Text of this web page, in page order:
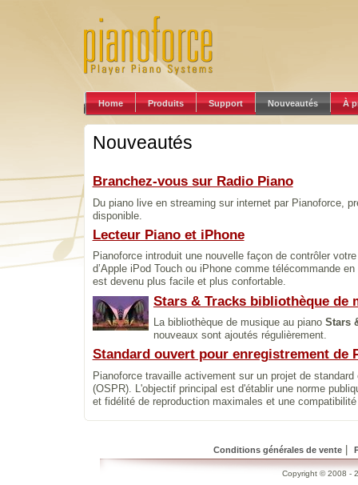
Home Produits Support Nouveautés À
Nouveautés
Branchez-vous sur Radio Piano
Du piano live en streaming sur internet par Pianoforce,
disponible.
Lecteur Piano et iPhone
Pianoforce introduit une nouvelle façon de contrôler
d’Apple iPod Touch ou iPhone comme télécommande
est devenu plus facile et plus confortable.
Stars & Tracks bibliothèque de
La bibliothèque de musique au piano Stars
nouveaux sont ajoutés régulièrement.
Standard ouvert pour enregistrement de
Pianoforce travaille activement sur un projet de
(OSPR). L'objectif principal est d'établir une norme
et fidélité de reproduction maximales et une
Conditions générales de vente
Copyright © 2008 -